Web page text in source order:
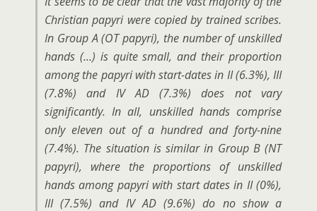
Christian papyri were copied by trained scribes.
In Group A (OT papyri), the number of unskilled
hands (…) is quite small, and their proportion
among the papyri with start-dates in II (6.3%), III
(7.8%) and IV AD (7.3%) does not vary
significantly. In all, unskilled hands comprise
only eleven out of a hundred and forty-nine
(7.4%). The situation is similar in Group B (NT
papyri), where the proportions of unskilled
hands among papyri with start dates in II (0%),
III (7.5%) and IV AD (9.6%) do no show a